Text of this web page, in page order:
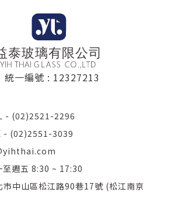
統一編號 : 12327213
- (02)2521-2296
- (02)2551-3039
至週五 8:30 ~ 17:30
中山區松江路90巷17號 (松江南京